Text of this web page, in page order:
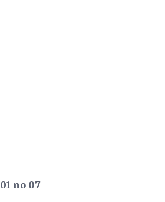
01 no 07